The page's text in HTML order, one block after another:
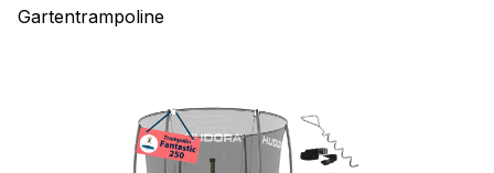
Gartentrampoline